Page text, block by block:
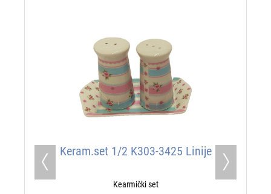
Keram.set 1/2 K303-3425 Linije
Kearmički set
Previous Next